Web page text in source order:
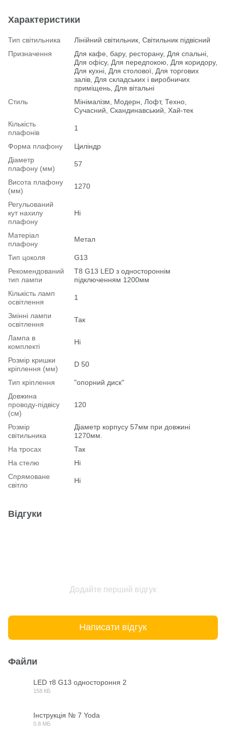
Характеристики
Тип світильника
Лінійний світильник, Світильник підвісний
Призначення
Для кафе, бару, ресторану, Для спальні,
Для офісу, Для передпокою, Для коридору,
Для кухні, Для столової, Для торгових
залів, Для складських і виробничих
приміщень, Для вітальні
Стиль
Мінімалізм, Модерн, Лофт, Техно,
Сучасний, Скандинавський, Хай-тек
Кількість
плафонів
1
Форма плафону
Циліндр
Діаметр
плафону (мм)
57
Висота плафону
(мм)
1270
Регульований
кут нахилу
плафону
Ні
Матеріал
плафону
Метал
Тип цоколя
G13
Рекомендований
тип лампи
T8 G13 LED з одностороннім
підключенням 1200мм
Кількість ламп
освітлення
1
Змінні лампи
освітлення
Так
Лампа в
комплекті
Ні
Розмір кришки
кріплення (мм)
D 50
Тип кріплення
"опорний диск"
Довжина
проводу-підвісу
(см)
120
Розмір
світильника
Діаметр корпусу 57мм при довжині
1270мм.
На тросах
Так
На стелю
Ні
Спрямоване
світло
Ні
Відгуки
Додайте перший відгук
Написати відгук
Файли
LED т8 G13 одностороння 2
158 КБ
Інструкція № 7 Yoda
0.8 МБ